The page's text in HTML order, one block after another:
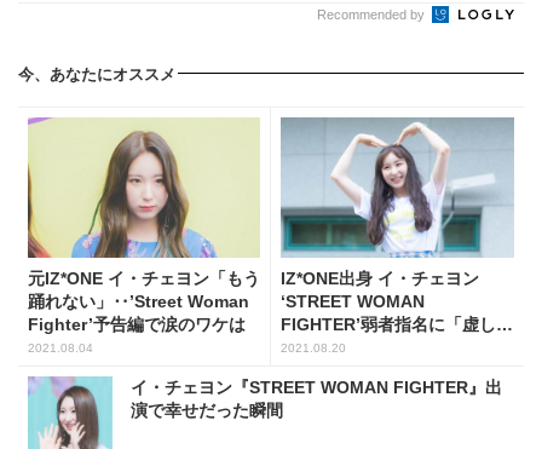
Recommended by
今、あなたにオススメ
元IZ*ONE イ・チェヨン「もう
踊れない」‥’Street Woman
Fighter’予告編で涙のワケは
2021.08.04
IZ*ONE出身 イ・チェヨン
‘STREET WOMAN
FIGHTER’弱者指名に「虚し
い」
2021.08.20
イ・チェヨン『STREET WOMAN FIGHTER』出
演で幸せだった瞬間